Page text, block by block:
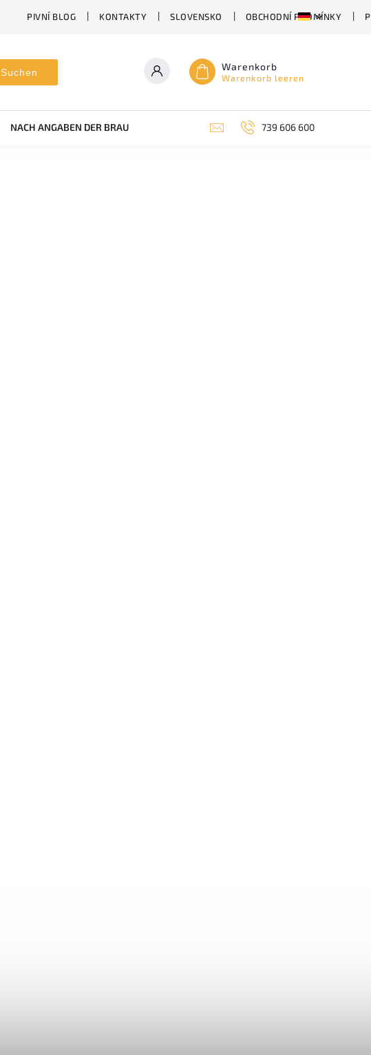
PIVNÍ BLOG KONTAKTY SLOVENSKO OBCHODNÍ PODMÍNKY
Suchen Warenkorb
Warenkorb leeren
NACH ANGABEN DER BRAUEREI ABHÄNGIG VON DER BIERSORTE
739 606 600